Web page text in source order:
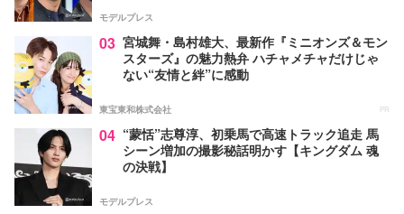
モデルプレス
03 宮城舞・島村雄大、最新作『ミニオンズ＆モン
スターズ』の魅力熱弁 ハチャメチャだけじゃ
ない“友情と絆”に感動
東宝東和株式会社 PR
04 “蒙恬”志尊淳、初乗馬で高速トラック追走 馬
シーン増加の撮影秘話明かす【キングダム 魂
の決戦】
モデルプレス